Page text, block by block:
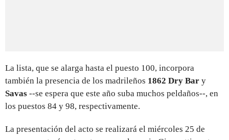
La lista, que se alarga hasta el puesto 100, incorpora
también la presencia de los madrileños 1862 Dry Bar y
Savas --se espera que este año suba muchos peldaños--, en
los puestos 84 y 98, respectivamente.
La presentación del acto se realizará el miércoles 25 de